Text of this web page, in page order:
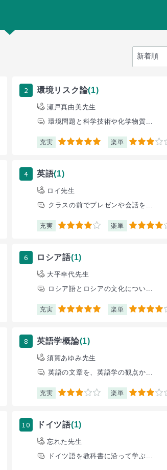
2 環境リスク論(1)
瀬戸真由美先生
環境問題と科学技術や化学物質...
充実 5 楽単 3
4 英語(1)
ロイ先生
クラスの前でプレゼンや会話を...
充実 4 楽単 4
6 ロシア語(1)
大平幸代先生
ロシア語とロシアの文化につい...
充実 5 楽単 4
8 英語学概論(1)
須賀あゆみ先生
英語の文章を、英語学の観点か...
充実 3 楽単 3
10 ドイツ語(1)
忘れた先生
ドイツ語を教科書に沿って学ぶ...